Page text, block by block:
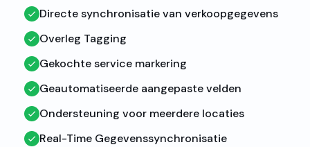
Directe synchronisatie van verkoopgegevens
Overleg Tagging
Gekochte service markering
Geautomatiseerde aangepaste velden
Ondersteuning voor meerdere locaties
Real-Time Gegevenssynchronisatie